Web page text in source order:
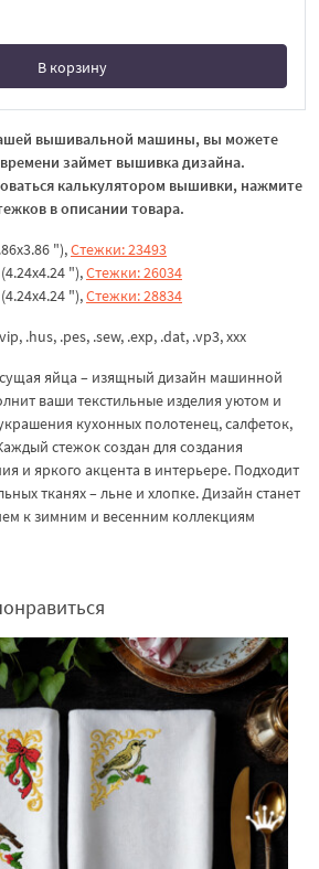
В корзину
В корзине
вышивальной машины, вы можете
займет вышивка дизайна.
калькулятором вышивки, нажмите
в описании товара.
"),Стежки: 23493
"),Стежки: 26034
"),Стежки: 28834
.hus, .pes, .sew, .exp, .dat, .vp3, xxx
яйца – изящный дизайн машинной
ваши текстильные изделия уютом и
кухонных полотенец, салфеток,
стежок создан для создания
и яркого акцента в интерьере. Подходит
тканях – льне и хлопке. Дизайн станет
к зимним и весенним коллекциям